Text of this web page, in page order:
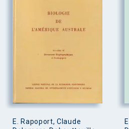
E. Rapoport, Claude